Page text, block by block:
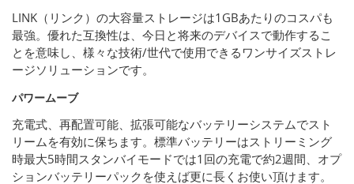
LINK（リンク）の大容量ストレージは1GBあたりのコスパも
最強。優れた互換性は、今日と将来のデバイスで動作するこ
とを意味し、様々な技術/世代で使用できるワンサイズストレ
ージソリューションです。
パワームーブ
充電式、再配置可能、拡張可能なバッテリーシステムでスト
リームを有効に保ちます。標準バッテリーはストリーミング
時最大5時間スタンバイモードでは1回の充電で約2週間、オプ
ションバッテリーパックを使えば更に長くお使い頂けます。